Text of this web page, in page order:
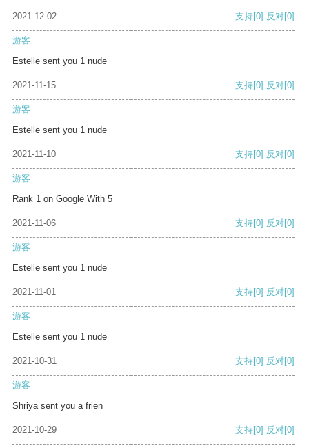
2021-12-02 支持[0] 反对[0]
游客
Estelle sent you 1 nude
2021-11-15 支持[0] 反对[0]
游客
Estelle sent you 1 nude
2021-11-10 支持[0] 反对[0]
游客
Rank 1 on Google With 5
2021-11-06 支持[0] 反对[0]
游客
Estelle sent you 1 nude
2021-11-01 支持[0] 反对[0]
游客
Estelle sent you 1 nude
2021-10-31 支持[0] 反对[0]
游客
Shriya sent you a frien
2021-10-29 支持[0] 反对[0]